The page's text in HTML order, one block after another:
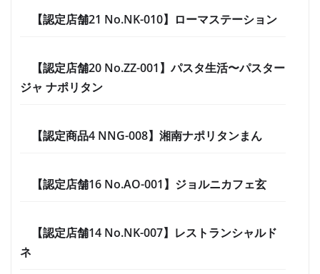
【認定店舗21 No.NK-010】ローマステーション
【認定店舗20 No.ZZ-001】パスタ生活〜パスター
ジャ ナポリタン
【認定商品4 NNG-008】湘南ナポリタンまん
【認定店舗16 No.AO-001】ジョルニカフェ玄
【認定店舗14 No.NK-007】レストランシャルド
ネ